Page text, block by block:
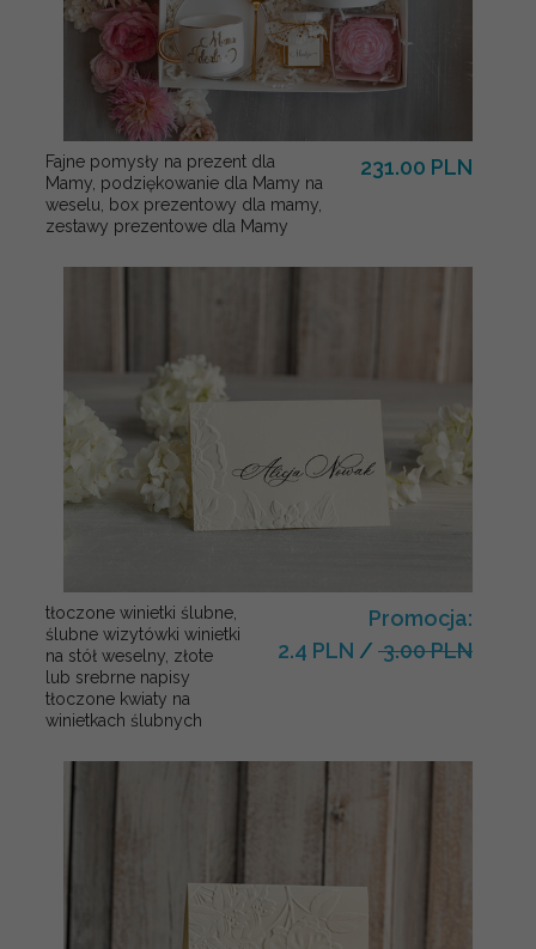
Fajne pomysły na prezent dla
Mamy, podziękowanie dla Mamy na
weselu, box prezentowy dla mamy,
zestawy prezentowe dla Mamy
231.00 PLN
tłoczone winietki ślubne,
ślubne wizytówki winietki
na stół weselny, złote
lub srebrne napisy
tłoczone kwiaty na
winietkach ślubnych
Promocja:
2.4 PLN / 3.00 PLN